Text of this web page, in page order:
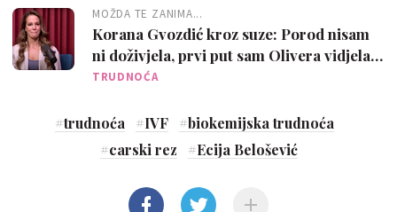
MOŽDA TE ZANIMA...
Korana Gvozdić kroz suze: Porod nisam
ni doživjela, prvi put sam Olivera vidjela
na slici, a držala nakon 25 dana
TRUDNOĆA
#trudnoća #IVF #biokemijska trudnoća
#carski rez #Ecija Belošević